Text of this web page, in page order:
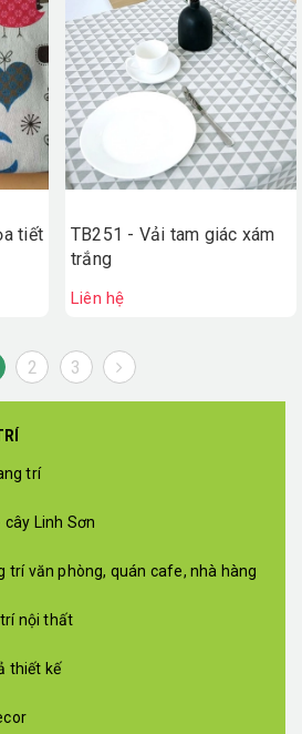
tiết
TB251 - Vải tam giác xám
trắng
Liên hệ
2 3
trí
Linh Sơn
trí văn phòng, quán cafe, nhà hàng
nội thất
thiết kế